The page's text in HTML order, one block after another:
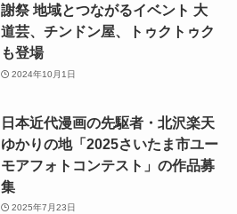
謝祭 地域とつながるイベント 大
道芸、チンドン屋、トゥクトゥク
も登場
2024年10月1日
日本近代漫画の先駆者・北沢楽天
ゆかりの地「2025さいたま市ユー
モアフォトコンテスト」の作品募
集
2025年7月23日